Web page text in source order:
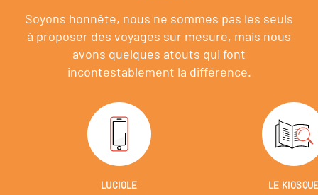
Soyons honnête, nous ne sommes pas les seuls
à proposer des voyages sur mesure, mais nous
avons quelques atouts qui font
incontestablement la différence.
LUCIOLE
LE